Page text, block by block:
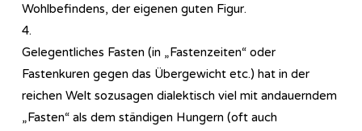
Wohlbefindens, der eigenen guten Figur.
4.
Gelegentliches Fasten (in „Fastenzeiten“ oder
Fastenkuren gegen das Übergewicht etc.) hat in der
reichen Welt sozusagen dialektisch viel mit andauerndem
„Fasten“ als dem ständigen Hungern (oft auch